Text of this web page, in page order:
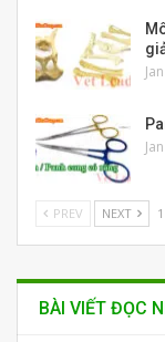
PREV NEXT
BÀI VIẾT ĐỌC